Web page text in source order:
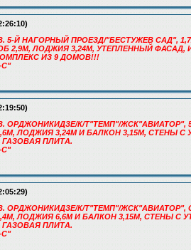
Й НАГОРНЫЙ ПРОЕЗД/"БЕСТУЖЕВ САД", 1,7/
2,9М, ЛОДЖИЯ 3,24М, УТЕПЛЕННЫЙ
ИЗ 9 ДОМОВ!!!
С"
К/Т"ТЕМП"/ЖСК"АВИАТОР", 5/
ЛОДЖИЯ 3,24М И БАЛКОН 3,15М, СТЕНЫ
ПЛИТА.
С"
К/Т"ТЕМП"/ЖСК"АВИАТОР", СР/
ЛОДЖИЯ 6,6М И БАЛКОН 3,15М, СТЕНЫ
ПЛИТА.
С"